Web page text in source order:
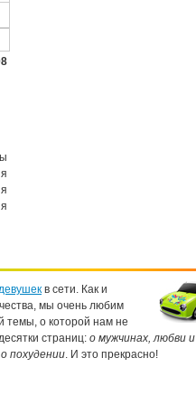
в сети. Как и
мы очень любим
темы, о которой нам не
страниц: о мужчинах, любви и
похудении. И это прекрасно!